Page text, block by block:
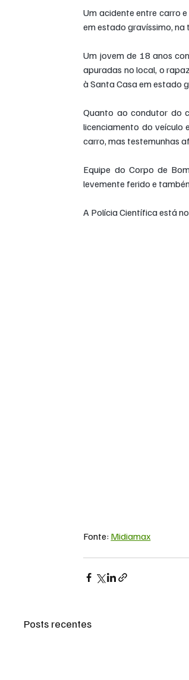
Um acidente entre carro
em estado gravíssimo,
Um jovem de 18 anos
apuradas no local, o
à Santa Casa em estado
Quanto ao condutor do
licenciamento do veículo
carro, mas testemunhas
Equipe do Corpo de
levemente ferido e
A Polícia Científica está
Fonte: Midiamax
Posts recentes